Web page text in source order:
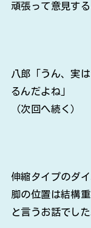
頑張って意見す
八郎「うん、実
るんだよね」
（次回へ続く）
伸縮タイプのダ
脚の位置は結構
と言うお話でした